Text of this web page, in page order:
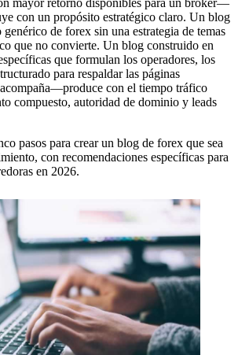
mayor retorno disponibles para un bróker—
con un propósito estratégico claro. Un blog
de forex sin una estrategia de temas
que no convierte. Un blog construido en
que formulan los operadores, los
para respaldar las páginas
con el tiempo tráfico
compuesto, autoridad de dominio y leads
pasos para crear un blog de forex que sea
con recomendaciones específicas para
en 2026.